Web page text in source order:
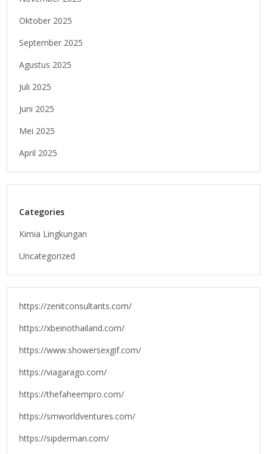
Oktober 2025
September 2025
Agustus 2025
Juli 2025
Juni 2025
Mei 2025
April 2025
Categories
Kimia Lingkungan
Uncategorized
https://zenitconsultants.com/
https://xbeinothailand.com/
https://www.showersexgif.com/
https://viagarago.com/
https://thefaheempro.com/
https://smworldventures.com/
https://sipderman.com/